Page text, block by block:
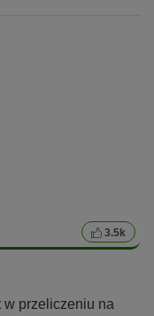
3.5k
w przeliczeniu na